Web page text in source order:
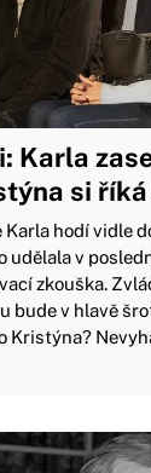
Karla
si říká
Karla hodí vidle
udělala v
zkouška.
bude v hlavě
Kristýna?